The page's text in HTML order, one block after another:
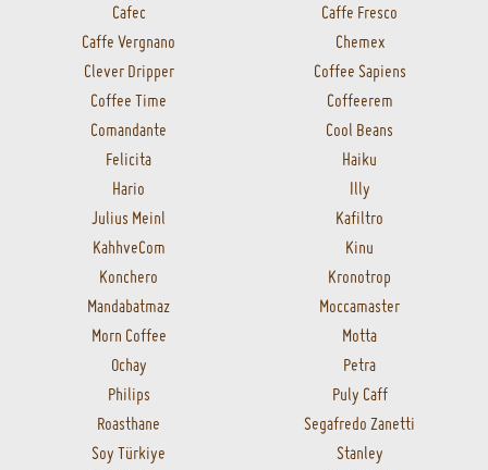
Cafec
Caffe Fresco
Caffe Vergnano
Chemex
Clever Dripper
Coffee Sapiens
Coffee Time
Coffeerem
Comandante
Cool Beans
Felicita
Haiku
Hario
Illy
Julius Meinl
Kafiltro
KahhveCom
Kinu
Konchero
Kronotrop
Mandabatmaz
Moccamaster
Morn Coffee
Motta
Ochay
Petra
Philips
Puly Caff
Roasthane
Segafredo Zanetti
Soy Türkiye
Stanley